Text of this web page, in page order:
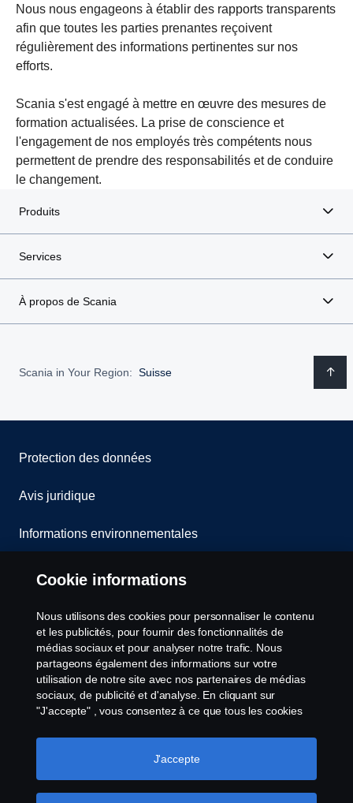
Nous nous engageons à établir des rapports transparents
afin que toutes les parties prenantes reçoivent
régulièrement des informations pertinentes sur nos
efforts.
Scania s'est engagé à mettre en œuvre des mesures de
formation actualisées. La prise de conscience et
l'engagement de nos employés très compétents nous
permettent de prendre des responsabilités et de conduire
le changement.
Produits
Services
À propos de Scania
Scania in Your Region: Suisse
Protection des données
Avis juridique
Informations environnementales
Whistleblowing
Contact
Cookies politique
Paramètres des cookies
Cookie informations
Nous utilisons des cookies pour personnaliser le contenu
et les publicités, pour fournir des fonctionnalités de
médias sociaux et pour analyser notre trafic. Nous
partageons également des informations sur votre
utilisation de notre site avec nos partenaires de médias
sociaux, de publicité et d'analyse. En cliquant sur
"J'accepte" , vous consentez à ce que tous les cookies
Vous pouvez également gérer vos cookies en cliquant
sur "Paramètres des cookies" et en sélectionnant les
J'accepte